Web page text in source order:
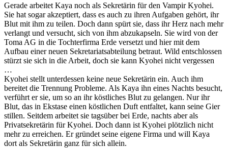
Gerade arbeitet Kaya noch als Sekretärin für den Vampir Kyohei.
Sie hat sogar akzeptiert, dass es auch zu ihren Aufgaben gehört, ihr
Blut mit ihm zu teilen. Doch dann spürt sie, dass ihr Herz nach mehr
verlangt und versucht, sich von ihm abzukapseln. Sie wird von der
Toma AG in die Tochterfirma Erde versetzt und hier mit dem
Aufbau einer neuen Sekretariatsabteilung betraut. Wild entschlossen
stürzt sie sich in die Arbeit, doch sie kann Kyohei nicht vergessen
…
Kyohei stellt unterdessen keine neue Sekretärin ein. Auch ihm
bereitet die Trennung Probleme. Als Kaya ihn eines Nachts besucht,
verführt er sie, um so an ihr köstliches Blut zu gelangen. Nur ihr
Blut, das in Ekstase einen köstlichen Duft entfaltet, kann seine Gier
stillen. Seitdem arbeitet sie tagsüber bei Erde, nachts aber als
Privatsekretärin für Kyohei. Doch dann ist Kyohei plötzlich nicht
mehr zu erreichen. Er gründet seine eigene Firma und will Kaya
dort als Sekretärin ganz für sich allein.